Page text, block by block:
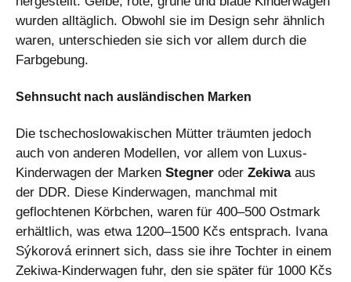
wurden alltäglich. Obwohl sie im Design sehr ähnlich
waren, unterschieden sie sich vor allem durch die
Farbgebung.
Sehnsucht nach ausländischen Marken
Die tschechoslowakischen Mütter träumten jedoch
auch von anderen Modellen, vor allem von Luxus-
Kinderwagen der Marken Stegner oder Zekiwaaus
der DDR. Diese Kinderwagen, manchmal mit
geflochtenen Körbchen, waren für 400–500 Ostmark
erhältlich, was etwa 1200–1500 Kčs entsprach. Ivana
Sýkorová erinnert sich, dass sie ihre Tochter in einem
Zekiwa-Kinderwagen fuhr, den sie später für 1000 Kčs